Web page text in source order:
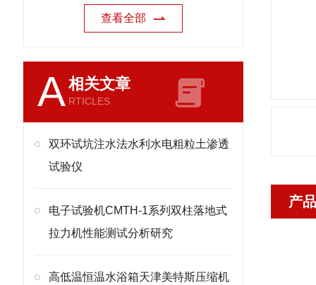
查看全部
A相关文章
RTICLES
双环试坑注水法水利水电粗粒土渗透
试验仪
电子试验机CMTH-1系列双柱落地式
拉力机性能测试分析研究
高低温恒温水浴箱天津美特斯压缩机
产